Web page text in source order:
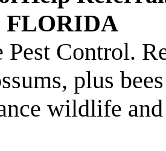
FLORIDA
Control.
plus
wildlife